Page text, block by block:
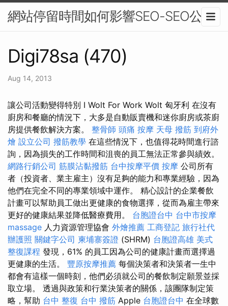
網站停留時間如何影響SEO-SEO公司
Digi78sa (470)
Aug 14, 2013
讓公司活動變得特別 I Wolt For Work Wolt 匈牙利 在沒有
廚房和餐廳的情況下，大多是自動販賣機和迷你廚房或茶廚
房提供餐飲解決方案。 整骨師 頭痛 按摩 天母 撥筋 到府外
燴 設立公司 撥筋教學 在這些情況下，也值得花時間進行諮
詢，因為損失的工作時間和沮喪的員工無法正常參與績效。
網路行銷公司 筋膜沾黏撥筋 台中按摩平價 按摩 公司所有
者（投資者、業主雇主）沒有足夠的能力和專業經驗，因為
他們在完全不同的專業領域中運作。 精心設計的企業餐飲
計畫可以幫助員工做出更健康的食物選擇，從而為雇主帶來
更好的健康結果並降低醫療費用。 台胞證台中 台中市按摩
massage 人力資源管理協會 外燴推薦 工商登記 旅行社代
辦護照 關鍵字公司 柬埔寨簽證 (SHRM) 台胞證高雄 美式
整復課程 發現，61% 的員工因為公司的健康計畫而選擇過
更健康的生活。 豐原按摩推薦 每個決策者和決策者一生中
都會有這樣一個時刻，他們必須就公司的餐飲制定願景並採
取立場。 透過與政策和行業決策者的關係，該團隊制定策
略，幫助 台中 整復 台中 撥筋 Apple 台胞證台中 在全球數